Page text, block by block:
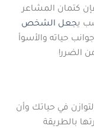
كتمان المشاعر
يجعل الشخص
حياته والأسوأ
الضرر!
في حياتك وأن
بالطريقة